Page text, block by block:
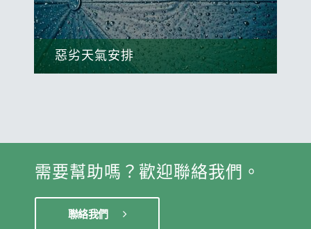
惡劣天氣安排
需要幫助嗎？歡迎聯絡我們。
聯絡我們